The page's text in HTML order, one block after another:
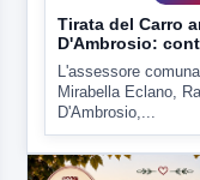
Tirata del Carro
D'Ambrosio:
L'assessore
Mirabella Eclano,
D'Ambrosio,...